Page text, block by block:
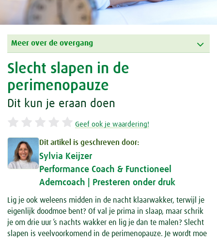
Meer over de overgang
Slecht slapen in de
perimenopauze
Dit kun je eraan doen
Geef ook je waardering!
Dit artikel is geschreven door:
Sylvia Keijzer
Performance Coach & Functioneel
Ademcoach | Presteren onder druk
Lig je ook weleens midden in de nacht klaarwakker, terwijl je
eigenlijk doodmoe bent? Of val je prima in slaap, maar schrik
je om drie uur ’s nachts wakker en lig je dan te malen? Slecht
slapen is veelvoorkomend in de perimenopauze. Je wordt moe